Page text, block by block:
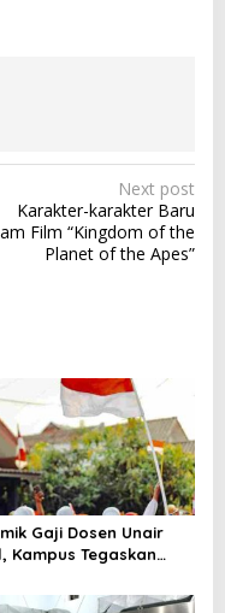
Next post
Karakter-karakter Baru
Film “Kingdom of the
Planet of the Apes”
Gaji Dosen Unair
Kampus Tegaskan